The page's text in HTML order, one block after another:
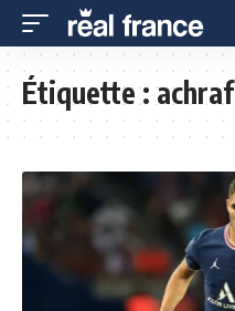
Étiquette :achraf